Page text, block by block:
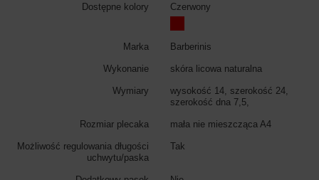
Dostępne kolory Czerwony
Marka Barberinis
Wykonanie skóra licowa naturalna
Wymiary
wysokość 14, szerokość 24,
szerokość dna 7,5,
Rozmiar plecaka mała nie mieszcząca A4
Możliwość regulowania długości
uchwytu/paska
Tak